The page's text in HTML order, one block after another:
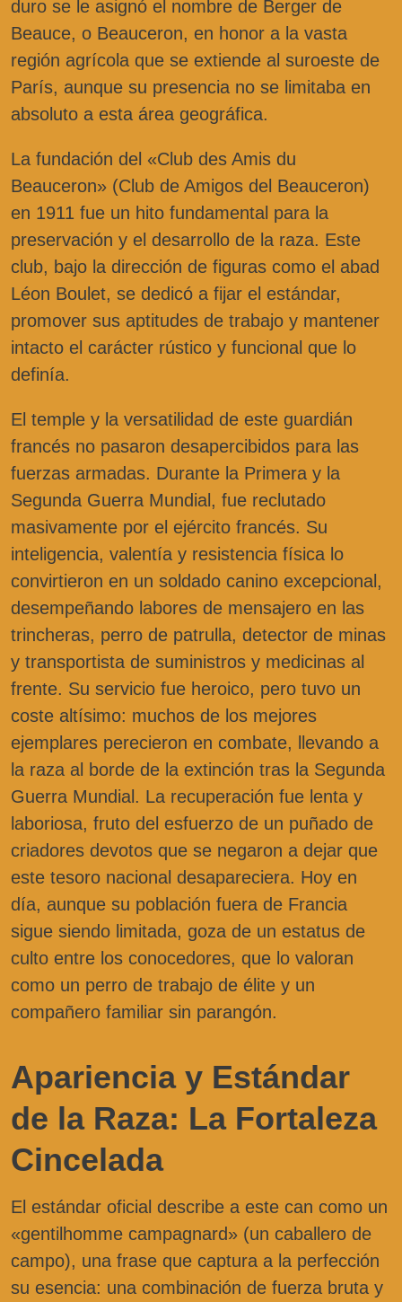
duro se le asignó el nombre de Berger de
Beauce, o Beauceron, en honor a la vasta
región agrícola que se extiende al suroeste de
París, aunque su presencia no se limitaba en
absoluto a esta área geográfica.
La fundación del «Club des Amis du
Beauceron» (Club de Amigos del Beauceron)
en 1911 fue un hito fundamental para la
preservación y el desarrollo de la raza. Este
club, bajo la dirección de figuras como el abad
Léon Boulet, se dedicó a fijar el estándar,
promover sus aptitudes de trabajo y mantener
intacto el carácter rústico y funcional que lo
definía.
El temple y la versatilidad de este guardián
francés no pasaron desapercibidos para las
fuerzas armadas. Durante la Primera y la
Segunda Guerra Mundial, fue reclutado
masivamente por el ejército francés. Su
inteligencia, valentía y resistencia física lo
convirtieron en un soldado canino excepcional,
desempeñando labores de mensajero en las
trincheras, perro de patrulla, detector de minas
y transportista de suministros y medicinas al
frente. Su servicio fue heroico, pero tuvo un
coste altísimo: muchos de los mejores
ejemplares perecieron en combate, llevando a
la raza al borde de la extinción tras la Segunda
Guerra Mundial. La recuperación fue lenta y
laboriosa, fruto del esfuerzo de un puñado de
criadores devotos que se negaron a dejar que
este tesoro nacional desapareciera. Hoy en
día, aunque su población fuera de Francia
sigue siendo limitada, goza de un estatus de
culto entre los conocedores, que lo valoran
como un perro de trabajo de élite y un
compañero familiar sin parangón.
Apariencia y Estándar
de la Raza: La Fortaleza
Cincelada
El estándar oficial describe a este can como un
«gentilhomme campagnard» (un caballero de
campo), una frase que captura a la perfección
su esencia: una combinación de fuerza bruta y